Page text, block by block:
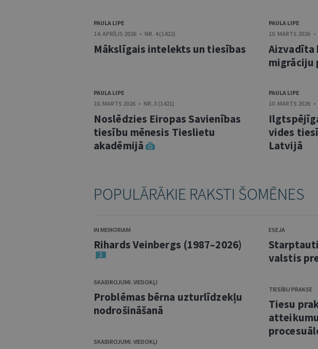
PAULA LIPE
14. APRĪLIS 2026 • NR. 4 (1422)
Mākslīgais intelekts un tiesības
PAULA LIPE
10. MARTS 2026 •
Aizvadīta
migrāciju
PAULA LIPE
10. MARTS 2026 • NR. 3 (1421)
Noslēdzies Eiropas Savienības
tiesību mēnesis Tieslietu
akadēmijā
PAULA LIPE
10. MARTS 2026 •
vides
Latvijā
POPULĀRĀKIE RAKSTI ŠOMĒNES
IN MEMORIAM
Rihards Veinbergs (1987–2026)
2
SKAIDROJUMI. VIEDOKĻI
Problēmas bērna uzturlīdzekļu
nodrošināšanā
SKAIDROJUMI. VIEDOKĻI
ESEJA
valstis
TIESĪBU PRAKSE
Tiesu